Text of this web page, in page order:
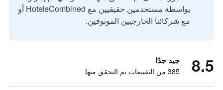
بواسطة مستخدمين حقيقيين مع HotelsCombined أو
مع شركائنا الخارجيين الموثوقين.
8.5 جيد جدًا
385 من التقييمات تم التحقق منها